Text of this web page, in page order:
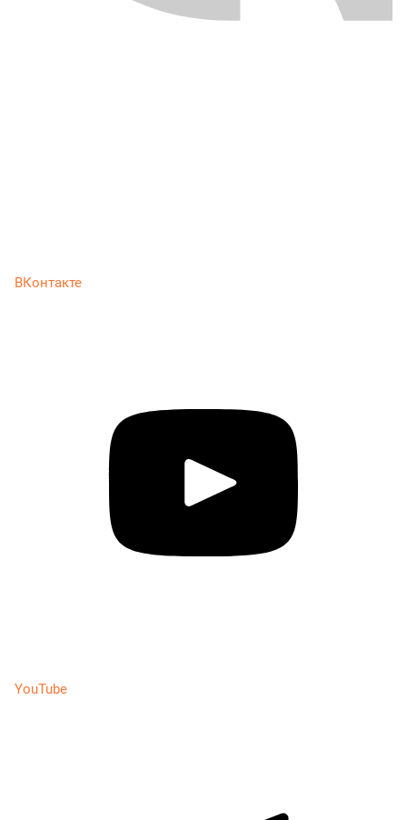
ВКонтакте
YouTube